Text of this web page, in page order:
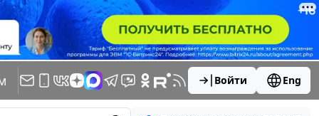
Войти Eng